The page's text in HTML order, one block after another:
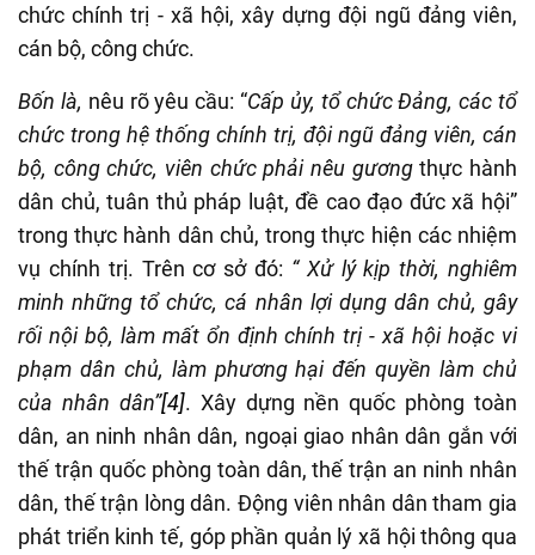
chức chính trị - xã hội, xây dựng đội ngũ đảng viên,
cán bộ, công chức.
Bốn là, nêu rõ yêu cầu: “Cấp ủy, tổ chức Đảng, các tổ
chức trong hệ thống chính trị, đội ngũ đảng viên, cán
bộ, công chức, viên chức phải nêu gươngthực hành
dân chủ, tuân thủ pháp luật, đề cao đạo đức xã hội”
trong thực hành dân chủ, trong thực hiện các nhiệm
vụ chính trị. Trên cơ sở đó: “ Xử lý kịp thời, nghiêm
minh những tổ chức, cá nhân lợi dụng dân chủ, gây
rối nội bộ, làm mất ổn định chính trị - xã hội hoặc vi
phạm dân chủ, làm phương hại đến quyền làm chủ
của nhân dân”[4]. Xây dựng nền quốc phòng toàn
dân, an ninh nhân dân, ngoại giao nhân dân gắn với
thế trận quốc phòng toàn dân, thế trận an ninh nhân
dân, thế trận lòng dân. Động viên nhân dân tham gia
phát triển kinh tế, góp phần quản lý xã hội thông qua